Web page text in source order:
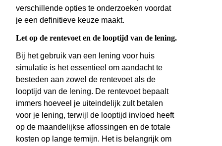
verschillende opties te onderzoeken voordat
je een definitieve keuze maakt.
Let op de rentevoet en de looptijd van de lening.
Bij het gebruik van een lening voor huis
simulatie is het essentieel om aandacht te
besteden aan zowel de rentevoet als de
looptijd van de lening. De rentevoet bepaalt
immers hoeveel je uiteindelijk zult betalen
voor je lening, terwijl de looptijd invloed heeft
op de maandelijkse aflossingen en de totale
kosten op lange termijn. Het is belangrijk om